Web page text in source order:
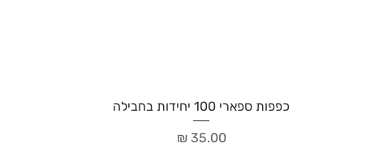
כפפות ספארי 100 יחידות בחבילה
מחיר‏35.00 ‏₪